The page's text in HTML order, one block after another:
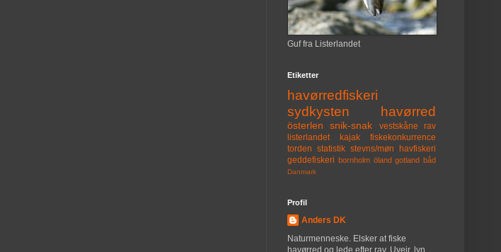
Guf fra Listerlandet
Etiketter
havørredfiskeri
sydkysten
havørred
österlen snik-snak vestskåne
rav
listerlandet
kajak
fiskekonkurrence
torden statistik stevns/møn
havfiskeri
geddefiskeri bornholm öland gotland båd
Danmark
Profil
Anders DK
Naturmenneske. Elsker at fiske